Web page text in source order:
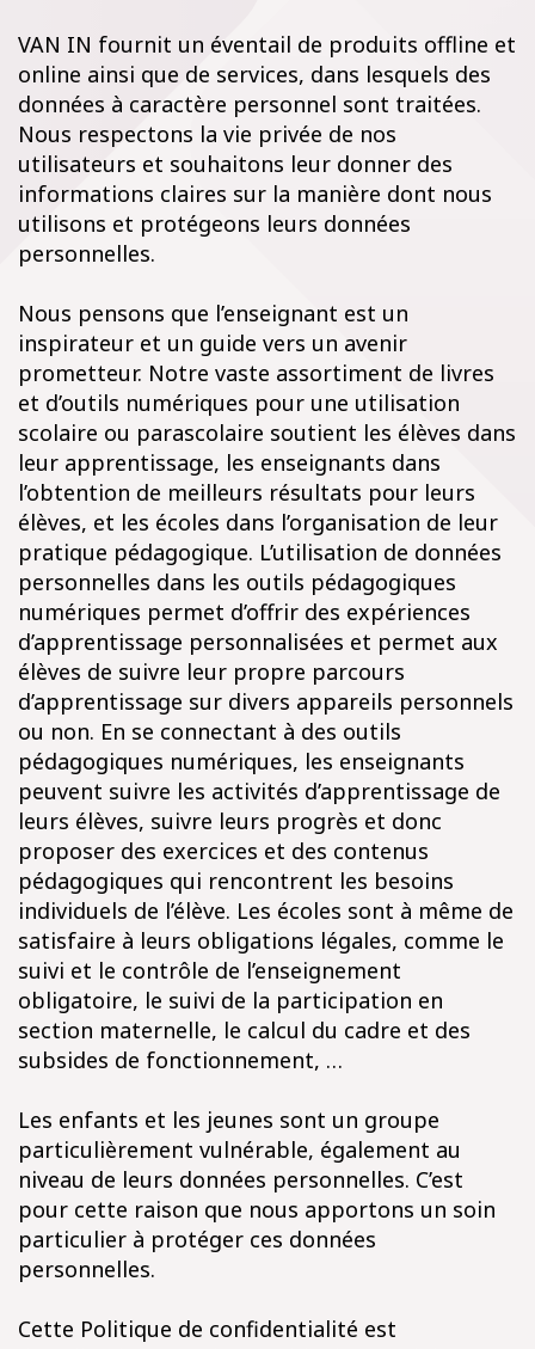
VAN IN fournit un éventail de produits offline et
online ainsi que de services, dans lesquels des
données à caractère personnel sont traitées.
Nous respectons la vie privée de nos
utilisateurs et souhaitons leur donner des
informations claires sur la manière dont nous
utilisons et protégeons leurs données
personnelles.
Nous pensons que l’enseignant est un
inspirateur et un guide vers un avenir
prometteur. Notre vaste assortiment de livres
et d’outils numériques pour une utilisation
scolaire ou parascolaire soutient les élèves dans
leur apprentissage, les enseignants dans
l’obtention de meilleurs résultats pour leurs
élèves, et les écoles dans l’organisation de leur
pratique pédagogique. L’utilisation de données
personnelles dans les outils pédagogiques
numériques permet d’offrir des expériences
d’apprentissage personnalisées et permet aux
élèves de suivre leur propre parcours
d’apprentissage sur divers appareils personnels
ou non. En se connectant à des outils
pédagogiques numériques, les enseignants
peuvent suivre les activités d’apprentissage de
leurs élèves, suivre leurs progrès et donc
proposer des exercices et des contenus
pédagogiques qui rencontrent les besoins
individuels de l’élève. Les écoles sont à même de
satisfaire à leurs obligations légales, comme le
suivi et le contrôle de l’enseignement
obligatoire, le suivi de la participation en
section maternelle, le calcul du cadre et des
subsides de fonctionnement, …
Les enfants et les jeunes sont un groupe
particulièrement vulnérable, également au
niveau de leurs données personnelles. C’est
pour cette raison que nous apportons un soin
particulier à protéger ces données
personnelles.
Cette Politique de confidentialité est